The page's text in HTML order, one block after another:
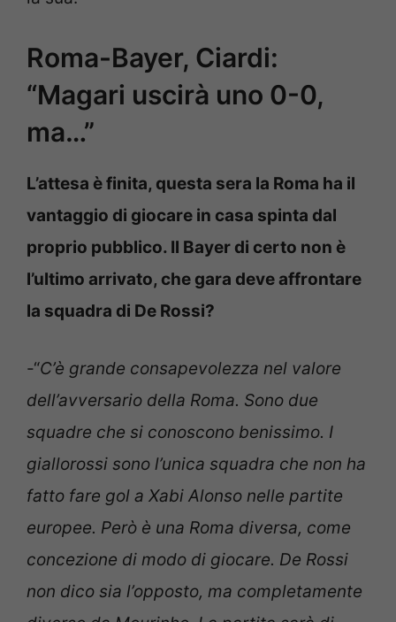
Roma-Bayer, Ciardi:
“Magari uscirà uno 0-0,
ma…”
L’attesa è finita, questa sera la Roma ha il
vantaggio di giocare in casa spinta dal
proprio pubblico. Il Bayer di certo non è
l’ultimo arrivato, che gara deve affrontare
la squadra di De Rossi?
-“C’è grande consapevolezza nel valore
dell’avversario della Roma. Sono due
squadre che si conoscono benissimo. I
giallorossi sono l’unica squadra che non ha
fatto fare gol a Xabi Alonso nelle partite
europee. Però è una Roma diversa, come
concezione di modo di giocare. De Rossi
non dico sia l’opposto, ma completamente